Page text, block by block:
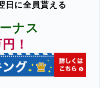
日に全員貰える
ナス
！